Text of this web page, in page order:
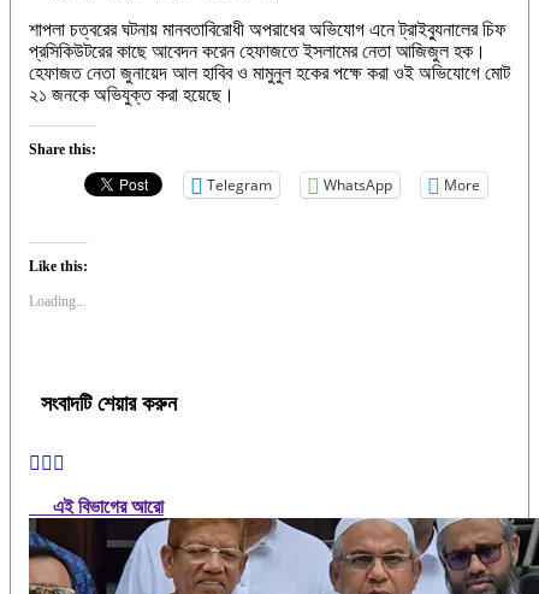
শাপলা চত্বরের ঘটনায় মানবতাবিরোধী অপরাধের অভিযোগ এনে ট্রাইব্যুনালের চিফ
প্রসিকিউটরের কাছে আবেদন করেন হেফাজতে ইসলামের নেতা আজিজুল হক।
হেফাজত নেতা জুনায়েদ আল হাবিব ও মামুনুল হকের পক্ষে করা ওই অভিযোগে মোট
২১ জনকে অভিযুক্ত করা হয়েছে।
Share this:
Telegram WhatsApp More
Like this:
Loading...
সংবাদটি শেয়ার করুন
এই বিভাগের আরো